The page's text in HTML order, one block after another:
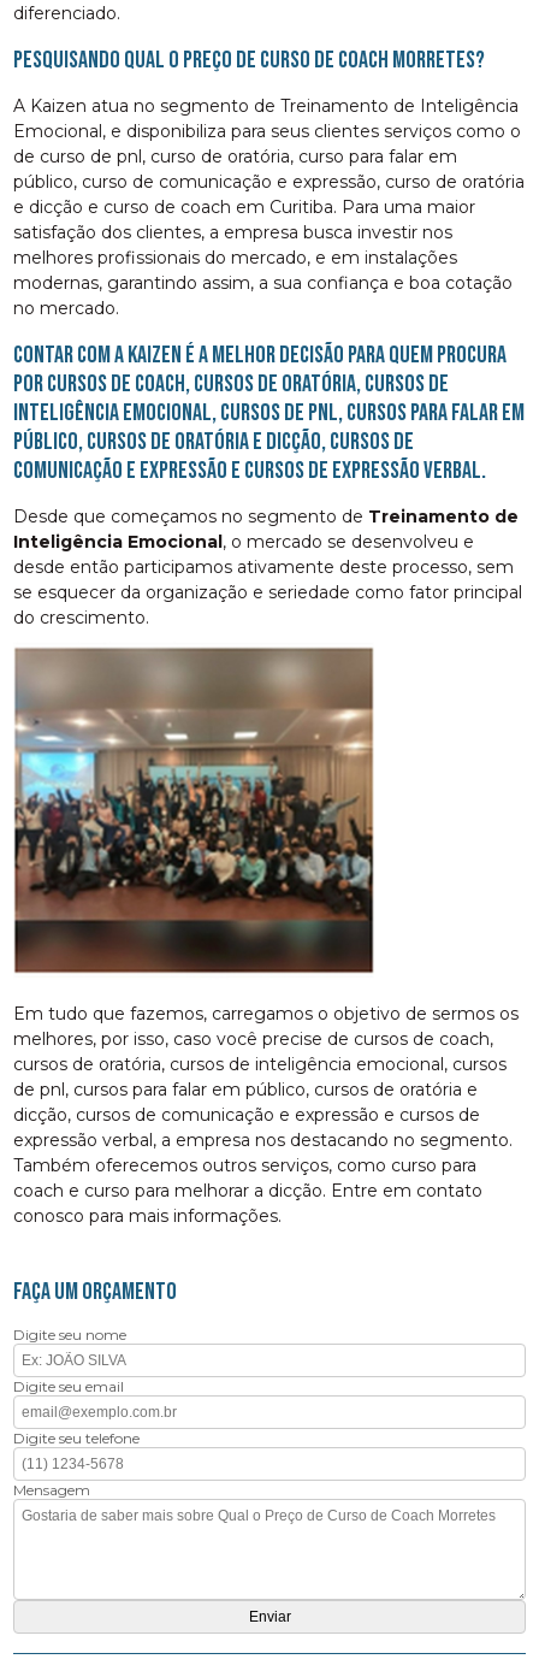
diferenciado.
Pesquisando qual o preço de curso de coach Morretes?
A Kaizen atua no segmento de Treinamento de Inteligência
Emocional, e disponibiliza para seus clientes serviços como o
de curso de pnl, curso de oratória, curso para falar em
público, curso de comunicação e expressão, curso de oratória
e dicção e curso de coach em Curitiba. Para uma maior
satisfação dos clientes, a empresa busca investir nos
melhores profissionais do mercado, e em instalações
modernas, garantindo assim, a sua confiança e boa cotação
no mercado.
Contar com a Kaizen é a melhor decisão para quem procura
por cursos de coach, cursos de oratória, cursos de
inteligência emocional, cursos de pnl, cursos para falar em
público, cursos de oratória e dicção, cursos de
comunicação e expressão e cursos de expressão verbal.
Desde que começamos no segmento de Treinamento de
Inteligência Emocional, o mercado se desenvolveu e
desde então participamos ativamente deste processo, sem
se esquecer da organização e seriedade como fator principal
do crescimento.
Em tudo que fazemos, carregamos o objetivo de sermos os
melhores, por isso, caso você precise de cursos de coach,
cursos de oratória, cursos de inteligência emocional, cursos
de pnl, cursos para falar em público, cursos de oratória e
dicção, cursos de comunicação e expressão e cursos de
expressão verbal, a empresa nos destacando no segmento.
Também oferecemos outros serviços, como curso para
coach e curso para melhorar a dicção. Entre em contato
conosco para mais informações.
FAÇA UM ORÇAMENTO
Digite seu nome
Digite seu email
Digite seu telefone
Mensagem